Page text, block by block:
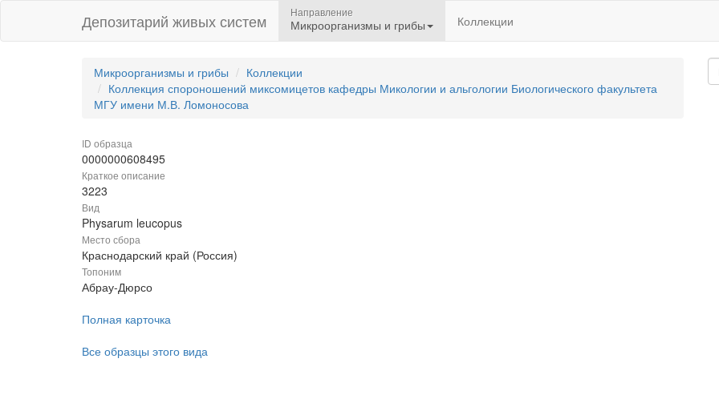
Депозитарий живых систем Направление
Микроорганизмы и грибы Коллекции
Микроорганизмы и грибы
Коллекции
Коллекция спороношений миксомицетов кафедры Микологии и альгологии Биологического факультета
МГУ имени М.В. Ломоносова
ID образца
0000000608495
Краткое описание
3223
Вид
Physarum leucopus
Место сбора
Краснодарский край (Россия)
Топоним
Абрау-Дюрсо
Полная карточка
Все образцы этого вида